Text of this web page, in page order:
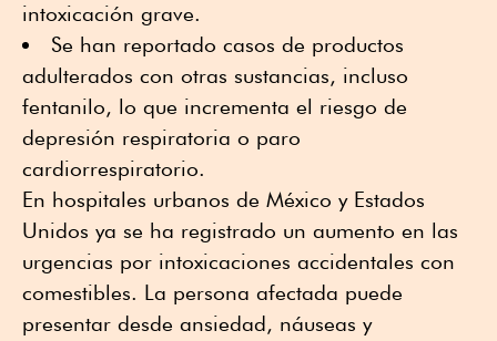
intoxicación grave.
Se han reportado casos de productos
adulterados con otras sustancias, incluso
fentanilo, lo que incrementa el riesgo de
depresión respiratoria o paro
cardiorrespiratorio.
En hospitales urbanos de México y Estados
Unidos ya se ha registrado un aumento en las
urgencias por intoxicaciones accidentales con
comestibles. La persona afectada puede
presentar desde ansiedad, náuseas y